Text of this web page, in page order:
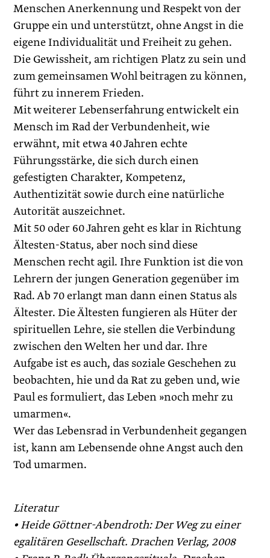
Menschen Anerkennung und Respekt von der
Gruppe ein und unterstützt, ohne Angst in die
eigene Individualität und Freiheit zu gehen.
Die Gewissheit, am richtigen Platz zu sein und
zum gemeinsamen Wohl beitragen zu können,
führt zu innerem Frieden.
Mit weiterer Lebenserfahrung entwickelt ein
Mensch im Rad der Verbundenheit, wie
erwähnt, mit etwa 40 Jahren echte
Führungsstärke, die sich durch einen
gefestigten Charakter, Kompetenz,
Authentizität sowie durch eine natürliche
Autorität auszeichnet.
Mit 50 oder 60 Jahren geht es klar in Richtung
Ältesten-Status, aber noch sind diese
Menschen recht agil. Ihre Funktion ist die von
Lehrern der jungen Generation gegenüber im
Rad. Ab 70 erlangt man dann einen Status als
Ältester. Die Ältesten fungieren als Hüter der
spirituellen Lehre, sie stellen die Verbindung
zwischen den Welten her und dar. Ihre
Aufgabe ist es auch, das soziale Geschehen zu
beobachten, hie und da Rat zu geben und, wie
Paul es formuliert, das Leben »noch mehr zu
umarmen«.
Wer das Lebensrad in Verbundenheit gegangen
ist, kann am Lebensende ohne Angst auch den
Tod umarmen.
Literatur
• Heide Göttner-Abendroth: Der Weg zu einer
egalitären ­Gesellschaft. Drachen Verlag, 2008